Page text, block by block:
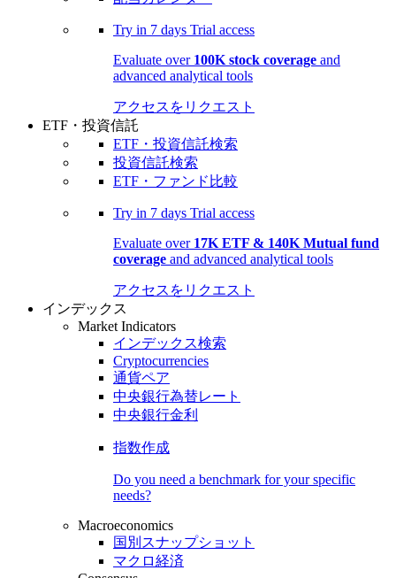
Try in 7 days Trial access
Evaluate over 100K stock coverage and
advanced analytical tools
アクセスをリクエスト
ETF・投資信託
ETF・投資信託検索
投資信託検索
ETF・ファンド比較
Try in 7 days Trial access
Evaluate over 17K ETF & 140K Mutual fund
coverage and advanced analytical tools
アクセスをリクエスト
インデックス
Market Indicators
インデックス検索
Cryptocurrencies
通貨ペア
中央銀行為替レート
中央銀行金利
指数作成
Do you need a benchmark for your specific
needs?
Macroeconomics
国別スナップショット
マクロ経済